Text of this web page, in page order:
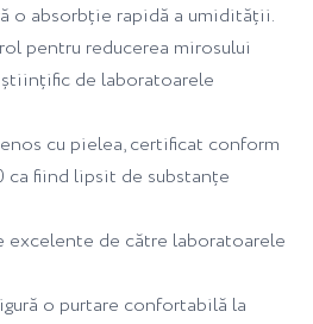
o absorbție rapidă a umidității.
pentru reducerea mirosului
de laboratoarele
cu pielea, certificat conform
ca fiind lipsit de substanțe
excelente de către laboratoarele
o purtare confortabilă la